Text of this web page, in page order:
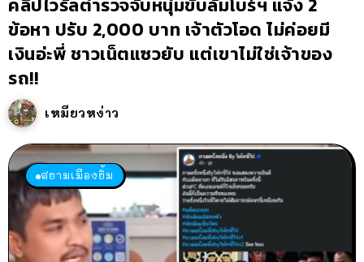
คลิปไวรัลตำรวจจับหนุ่มขับลัมโบร์ฯ แจ้ง 2
ข้อหา ปรับ 2,000 บาท เจ้าตัวโอด ไม่ค่อยมี
เงินอ่ะพี่ ชาวเน็ตแซวยับ แต่เขาไม่ใช่เจ้าของ
รถ!!
เหมียวหง่าว
สยามเมืองยิ้ม